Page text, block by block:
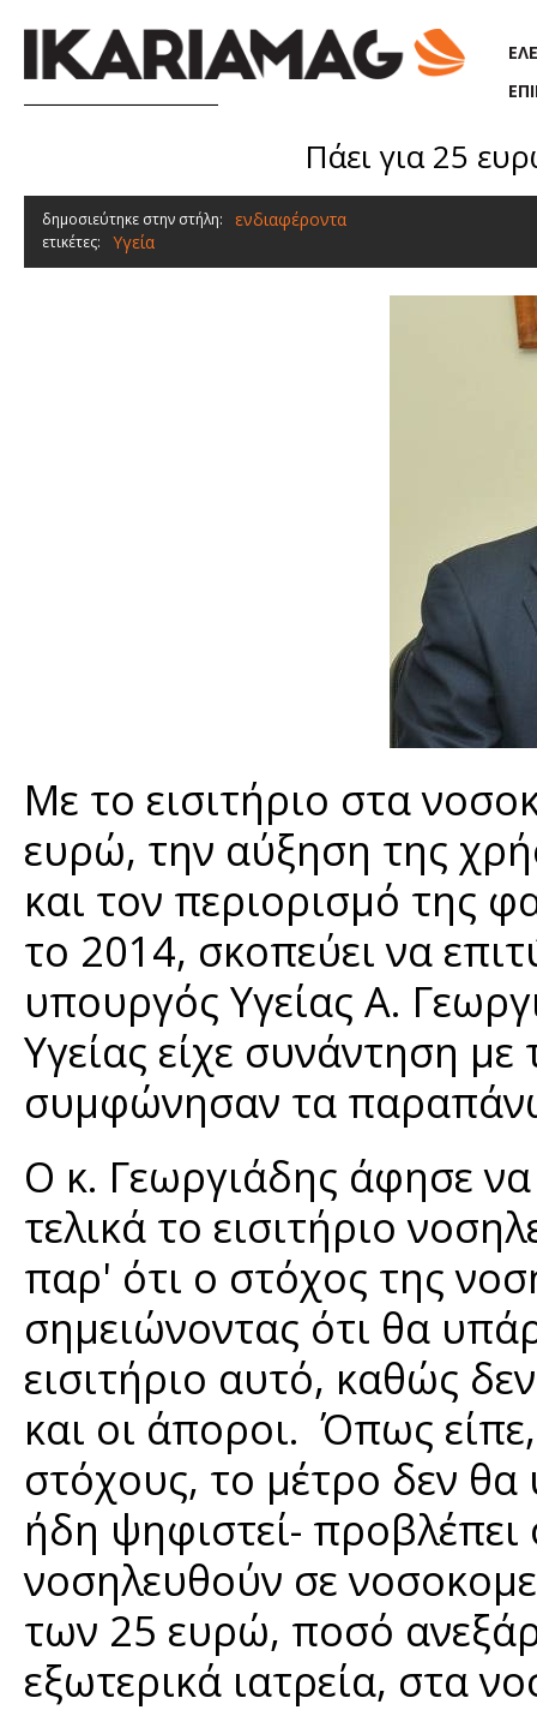
Πάει για 25
δημοσιεύτηκε στην στήλη: ενδιαφέροντα
ετικέτες: Υγεία
Με το εισιτήριο στα
ευρώ, την αύξηση της
και τον περιορισμό της
το 2014, σκοπεύει να
υπουργός Υγείας Α.
Υγείας είχε συνάντηση
συμφώνησαν τα
Ο κ. Γεωργιάδης άφησε να
τελικά το εισιτήριο
παρ' ότι ο στόχος της
σημειώνοντας ότι θα
εισιτήριο αυτό, καθώς
και οι άποροι. Όπως
στόχους, το μέτρο δεν θα
ήδη ψηφιστεί- προβλέπει
νοσηλευθούν σε
των 25 ευρώ, ποσό
εξωτερικά ιατρεία, στα